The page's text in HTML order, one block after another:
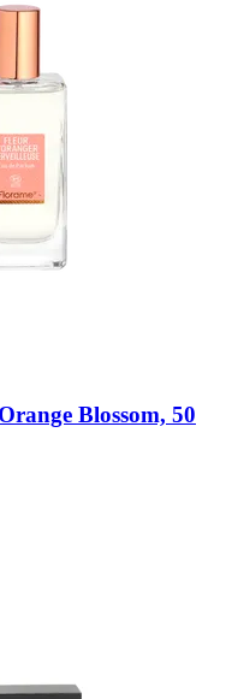
Blossom, 50